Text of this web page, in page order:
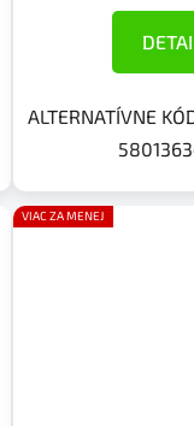
ALTERNATÍVNE
VIAC ZA MENEJ